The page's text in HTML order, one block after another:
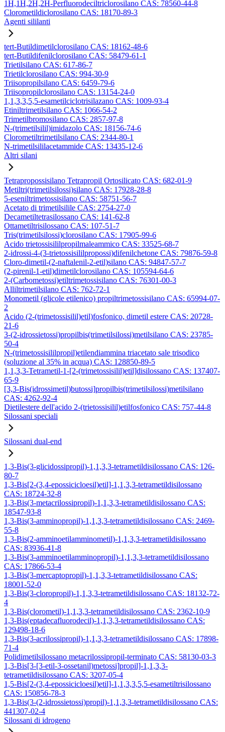
1H,1H,2H,2H-Perfluorodeciltriclorosilano CAS: 78560-44-8
Clorometildiclorosilano CAS: 18170-89-3
Agenti sililanti
tert-Butildimetilclorosilano CAS: 18162-48-6
tert-Butildifenilclorosilano CAS: 58479-61-1
Trietilsilano CAS: 617-86-7
Trietilclorosilano CAS: 994-30-9
Triisopropilsilano CAS: 6459-79-6
Triisopropilclorosilano CAS: 13154-24-0
1,1,3,3,5,5-esametilciclotrisilazano CAS: 1009-93-4
Etiniltrimetilsilano CAS: 1066-54-2
Trimetilbromosilano CAS: 2857-97-8
N-(trimetilsilil)imidazolo CAS: 18156-74-6
Clorometiltrimetilsilano CAS: 2344-80-1
N-trimetilsililacetammide CAS: 13435-12-6
Altri silani
Tetrapropossisilano Tetrapropil Ortosilicato CAS: 682-01-9
Metiltri(trimetilsilossi)silano CAS: 17928-28-8
5-eseniltrimetossisilano CAS: 58751-56-7
Acetato di trimetilsilile CAS: 2754-27-0
Decametiltetrasilossano CAS: 141-62-8
Ottametiltrisilossano CAS: 107-51-7
Tris(trimetilsilossi)clorosilano CAS: 17905-99-6
Acido trietossisililpropilmaleammico CAS: 33525-68-7
2-idrossi-4-(3-trietossisililpropossi)difenilchetone CAS: 79876-59-8
Cloro-dimetil-(2-naftalenil-2-etil)silano CAS: 94847-57-7
(2-pirenil-1-etil)dimetilclorosilano CAS: 105594-64-6
2-(Carbometossi)etiltrimetossisilano CAS: 76301-00-3
Alliltrimetilsilano CAS: 762-72-1
Monometil (glicole etilenico) propiltrimetossisilano CAS: 65994-07-
2
Acido (2-(trimetossisilil)etil)fosfonico, dimetil estere CAS: 20728-
21-6
3-(2-idrossietossi)propilbis(trimetilsilossi)metilsilano CAS: 23785-
50-4
N-(trimetossisililpropil)etilendiammina triacetato sale trisodico
(soluzione al 35% in acqua) CAS: 128850-89-5
1,1,3,3-Tetrametil-1-[2-(trimetossisilil)etil]disilossano CAS: 137407-
65-9
[3,3-Bis(idrossimetil)butossi]propilbis(trimetilsilossi)metilsilano
CAS: 4262-92-4
Dietilestere dell'acido 2-(trietossisilil)etilfosfonico CAS: 757-44-8
Silossani speciali
Silossani dual-end
1,3-Bis(3-glicidossipropil)-1,1,3,3-tetrametildisilossano CAS: 126-
80-7
1,3-Bis[2-(3,4-epossicicloesil)etil]-1,1,3,3-tetrametildisilossano
CAS: 18724-32-8
1,3-Bis(3-metacrilossipropil)-1,1,3,3-tetrametildisilossano CAS:
18547-93-8
1,3-Bis(3-amminopropil)-1,1,3,3-tetrametildisilossano CAS: 2469-
55-8
1,3-Bis(2-amminoetilamminometil)-1,1,3,3-tetrametildisilossano
CAS: 83936-41-8
1,3-Bis(3-amminoetilamminopropil)-1,1,3,3-tetrametildisilossano
CAS: 17866-53-4
1,3-Bis(3-mercaptopropil)-1,1,3,3-tetrametildisilossano CAS:
18001-52-0
1,3-Bis(3-cloropropil)-1,1,3,3-tetrametildisilossano CAS: 18132-72-
4
1,3-Bis(clorometil)-1,1,3,3-tetrametildisilossano CAS: 2362-10-9
1,3-Bis(eptadecafluorodecil)-1,1,3,3-tetrametildisilossano CAS:
129498-18-6
1,3-Bis(3-acrilossipropil)-1,1,3,3-tetrametildisilossano CAS: 17898-
71-4
Polidimetilsilossano metacrilossipropil-terminato CAS: 58130-03-3
1,3-Bis[3-[3-etil-3-ossetanil)metossi]propil]-1,1,3,3-
tetrametildisilossano CAS: 3207-05-4
1,5-Bis[2-(3,4-epossicicloesil)etil]-1,1,3,3,5,5-esametiltrisilossano
CAS: 150856-78-3
1,3-Bis(3-(2-idrossietossi)propil)-1,1,3,3-tetrametildisilossano CAS:
441307-02-4
Silossani di idrogeno